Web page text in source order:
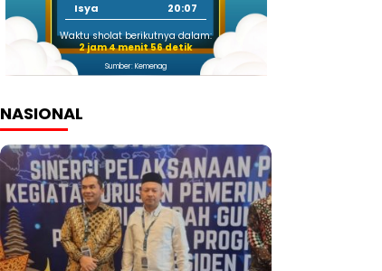
Isya
20:07
Waktu sholat berikutnya dalam:
2 jam 4 menit 55 detik
Sumber: Kemenag
NASIONAL